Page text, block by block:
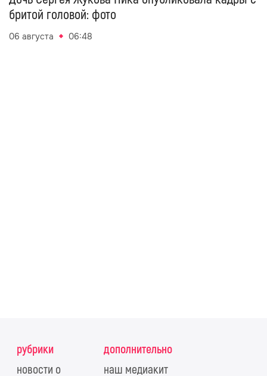
бритой головой: фото
06 августа 06:48
рубрики
новости о
дополнительно
наш медиакит